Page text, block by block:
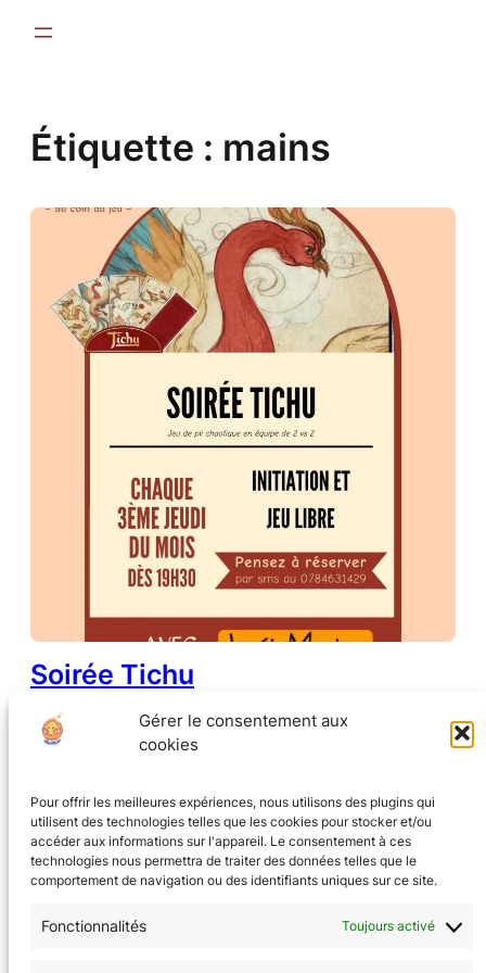
Gérer le consentement aux
cookies
Pour offrir les meilleures expériences, nous utilisons des plugins qui
utilisent des technologies telles que les cookies pour stocker et/ou
accéder aux informations sur l'appareil. Le consentement à ces
technologies nous permettra de traiter des données telles que le
comportement de navigation ou des identifiants uniques sur ce site.
Fonctionnalités Toujours activé
Étiquette : mains
Soirée Tichu
16 mars 2026 tanierejeux.fr